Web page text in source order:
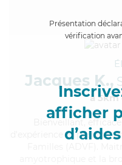
Présentation
vérification
afficher
Jacques K.,
à 5km
,
d'expérience et possède